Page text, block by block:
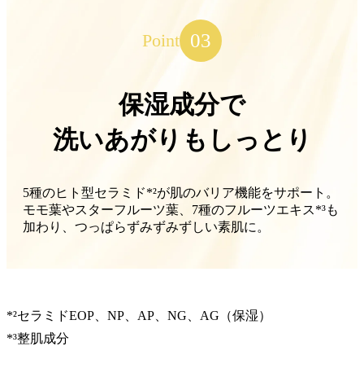
Point 03
保湿成分で
洗いあがりもしっとり
5種のヒト型セラミド*²が肌のバリア機能をサポート。
モモ葉やスターフルーツ葉、7種のフルーツエキス*³も
加わり、つっぱらずみずみずしい素肌に。
*²セラミドEOP、NP、AP、NG、AG（保湿）
*³整肌成分